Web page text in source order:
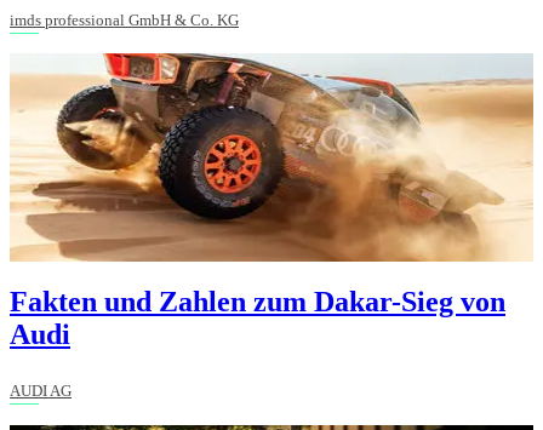
imds professional GmbH & Co. KG
Fakten und Zahlen zum Dakar-Sieg von
Audi
AUDI AG